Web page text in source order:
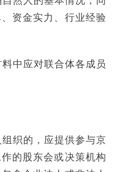
资金实力、行业经验
应对联合体各成员
的，应提供参与京
的股东会或决策机构